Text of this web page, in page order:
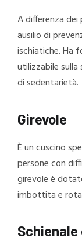
A differenza
ausilio di
ischiatiche. Ha
utilizzabile
di sedentarietà.
Girevole
È un cuscino
persone con
girevole è
imbottita e